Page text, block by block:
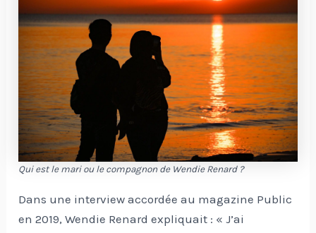
Qui est le mari ou le compagnon de Wendie Renard ?
Dans une interview accordée au magazine Public
en 2019, Wendie Renard expliquait : « J’ai